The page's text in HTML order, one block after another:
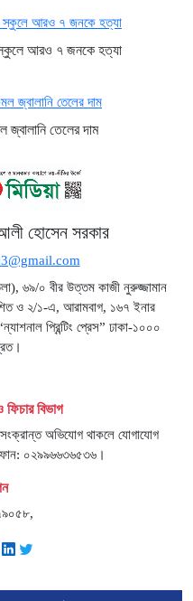
স্কুলে আরও ৭ জনকে হত্যা
জ্বালানি তেলের দাম
হোসেন সরকার
তলা), ৬৯/০ বীর উত্তম কাজী নুরুজ্জামান
ও ২/১-এ, আরামবাগ, ১৬৭ ইনার
প্রিন্টিং প্রেস” ঢাকা-১০০০
ফিচার বিভাগ
অভিযোগ থাকলে যোগাযোগ
০২৯৯৬৬৩৬৫৩৬।